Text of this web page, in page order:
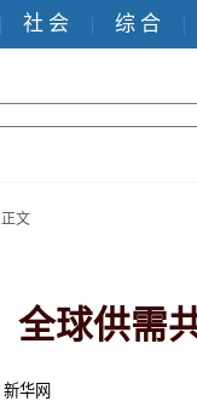
| 社 会 | 综 合 |
正文
全球供需
新华网